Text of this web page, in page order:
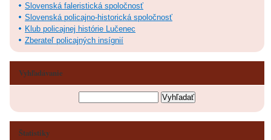
Slovenská faleristická spoločnosť
Slovenská policajno-historická spoločnosť
Klub policajnej histórie Lučenec
Zberateľ policajných insígnií
Vyhľadávanie
Štatistiky